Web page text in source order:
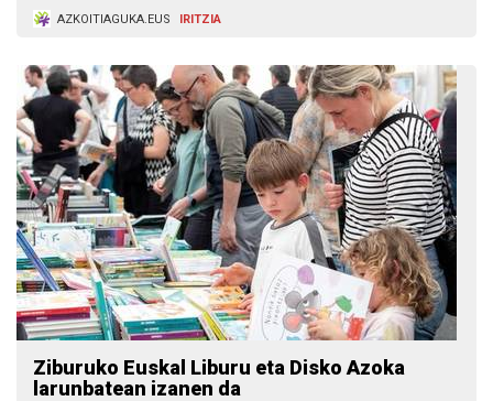
AZKOITIAGUKA.EUS IRITZIA
Ziburuko Euskal Liburu eta Disko Azoka
larunbatean izanen da